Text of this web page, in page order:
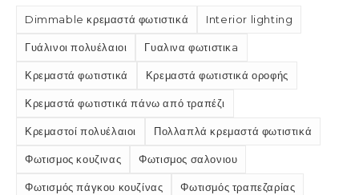
Dimmable κρεμαστά φωτιστικά Interior lighting
Γυάλινοι πολυέλαιοι Γυαλινα φωτιστικа
Κρεμαστά φωτιστικά Κρεμαστά φωτιστικά οροφής
Κρεμαστά φωτιστικά πάνω από τραπέζι
Κρεμαστοί πολυέλαιοι Πολλαπλά κρεμαστά φωτιστικά
Φωτισμος κουζινας Φωτισμος σαλονιου
Φωτισμός πάγκου κουζίνας Φωτισμός τραπεζαρίας